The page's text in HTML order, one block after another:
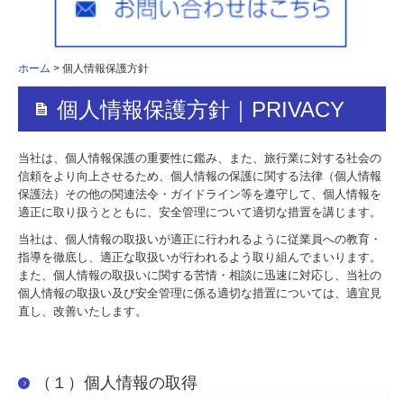
Go To トラベル ［受付一時停止中］
長期
海外提携校紹介
教育関係者の皆様へ
業務渡航
観光渡航
LINK集
ホーム 個人情報保護方針
個人情報保護方針｜PRIVACY
当社は、個人情報保護の重要性に鑑み、また、旅行業に対する社会の
信頼をより向上させるため、個人情報の保護に関する法律（個人情報
保護法）その他の関連法令・ガイドライン等を遵守して、個人情報を
適正に取り扱うとともに、安全管理について適切な措置を講じます。
当社は、個人情報の取扱いが適正に行われるように従業員への教育・
指導を徹底し、適正な取扱いが行われるよう取り組んでまいります。
また、個人情報の取扱いに関する苦情・相談に迅速に対応し、当社の
個人情報の取扱い及び安全管理に係る適切な措置については、適宜見
直し、改善いたします。
（１）個人情報の取得